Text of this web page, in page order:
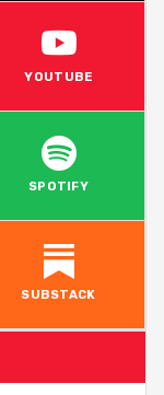
YOUTUBE
SPOTIFY
SUBSTACK